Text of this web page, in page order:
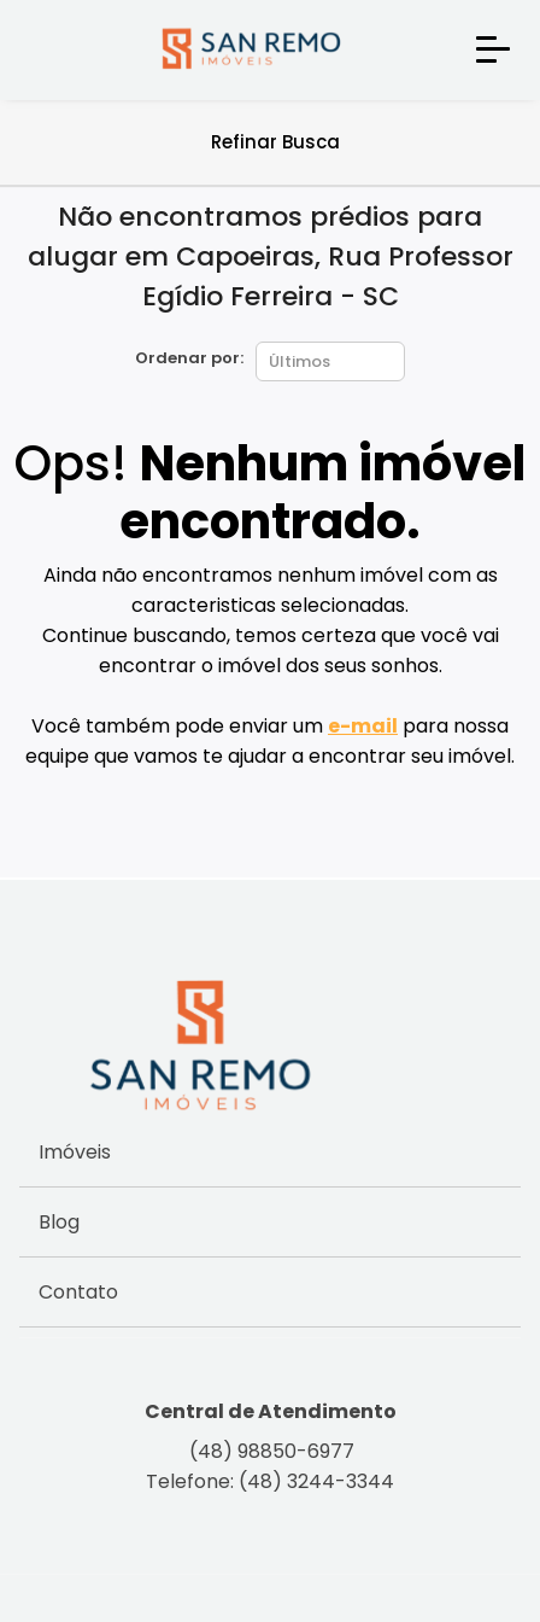
Refinar Busca
Não encontramos prédios para
alugar em Capoeiras, Rua Professor
Egídio Ferreira - SC
Ordenar por:
Ops! Nenhum imóvel
encontrado.
Ainda não encontramos nenhum imóvel com as
caracteristicas selecionadas.
Continue buscando, temos certeza que você vai
encontrar o imóvel dos seus sonhos.
Você também pode enviar um e-mail para nossa
equipe que vamos te ajudar a encontrar seu imóvel.
Imóveis
Blog
Contato
Central de Atendimento
(48) 98850-6977
Telefone: (48) 3244-3344